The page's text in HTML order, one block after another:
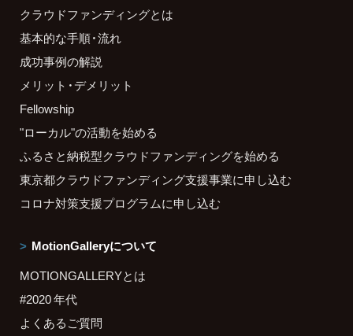
クラウドファンディングとは
基本的な手順・流れ
成功事例の解説
メリット・デメリット
Fellowship
"ローカル"の活動を始める
ふるさと納税型クラウドファンディングを始める
東京都クラウドファンディング支援事業に申し込む
コロナ対策支援プログラムに申し込む
MotionGalleryについて
MOTIONGALLERYとは
#2020 年代
よくあるご質問